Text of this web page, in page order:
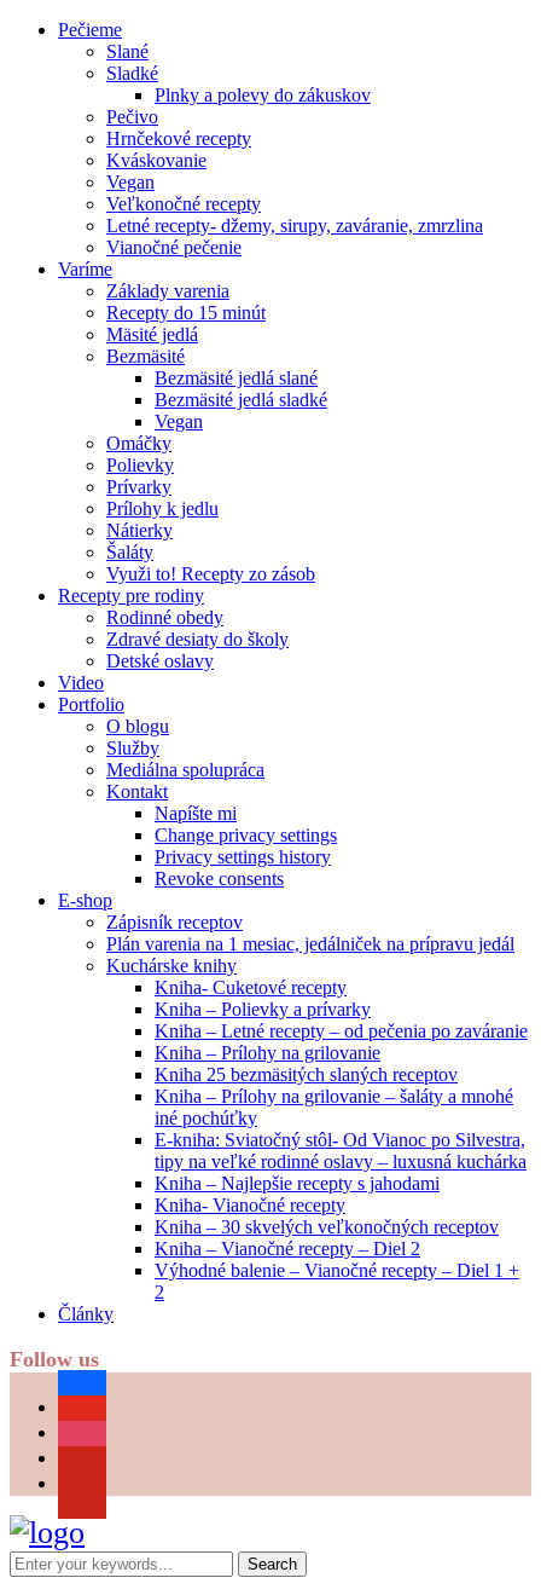
Pečieme
Slané
Sladké
Plnky a polevy do zákuskov
Pečivo
Hrnčekové recepty
Kváskovanie
Vegan
Veľkonočné recepty
Letné recepty- džemy, sirupy, zaváranie, zmrzlina
Vianočné pečenie
Varíme
Základy varenia
Recepty do 15 minút
Mäsité jedlá
Bezmäsité
Bezmäsité jedlá slané
Bezmäsité jedlá sladké
Vegan
Omáčky
Polievky
Prívarky
Prílohy k jedlu
Nátierky
Šaláty
Využi to! Recepty zo zásob
Recepty pre rodiny
Rodinné obedy
Zdravé desiaty do školy
Detské oslavy
Video
Portfolio
O blogu
Služby
Mediálna spolupráca
Kontakt
Napíšte mi
Change privacy settings
Privacy settings history
Revoke consents
E-shop
Zápisník receptov
Plán varenia na 1 mesiac, jedálniček na prípravu jedál
Kuchárske knihy
Kniha- Cuketové recepty
Kniha – Polievky a prívarky
Kniha – Letné recepty – od pečenia po zaváranie
Kniha – Prílohy na grilovanie
Kniha 25 bezmäsitých slaných receptov
Kniha – Prílohy na grilovanie – šaláty a mnohé
iné pochúťky
E-kniha: Sviatočný stôl- Od Vianoc po Silvestra,
tipy na veľké rodinné oslavy – luxusná kuchárka
Kniha – Najlepšie recepty s jahodami
Kniha- Vianočné recepty
Kniha – 30 skvelých veľkonočných receptov
Kniha – Vianočné recepty – Diel 2
Výhodné balenie – Vianočné recepty – Diel 1 +
2
Články
Follow us